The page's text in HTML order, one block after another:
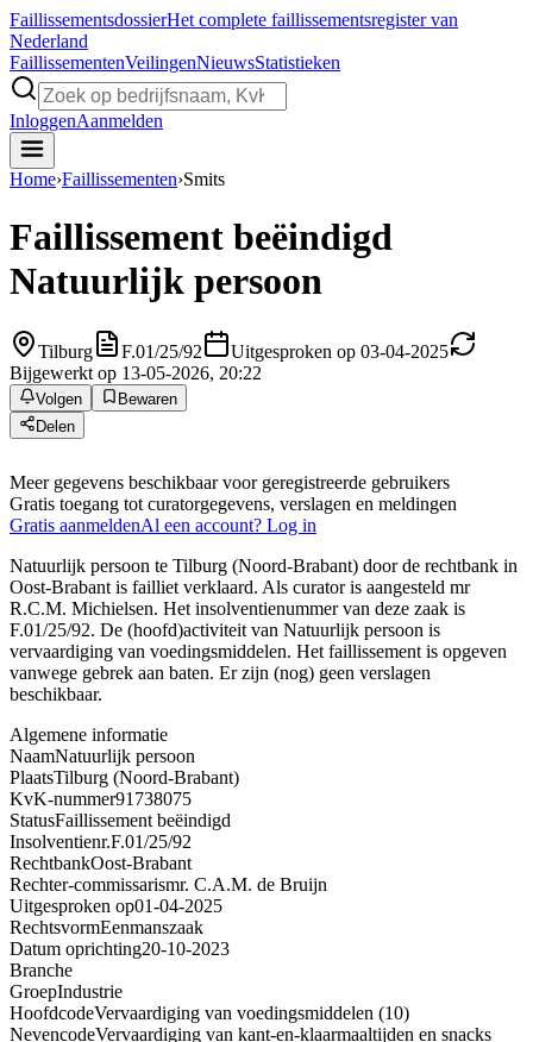
FaillissementsdossierHet complete faillissementsregister van
Nederland
FaillissementenVeilingenNieuwsStatistieken
InloggenAanmelden
Home›Faillissementen›Smits
Faillissement beëindigd
Natuurlijk persoon
Tilburg F.01/25/92
Uitgesproken op 03-04-2025
Bijgewerkt op 13-05-2026, 20:22
Volgen
Bewaren
Delen
Meer gegevens beschikbaar voor geregistreerde gebruikers
Gratis toegang tot curatorgegevens, verslagen en meldingen
Gratis aanmeldenAl een account? Log in
Natuurlijk persoon te Tilburg (Noord-Brabant) door de rechtbank in
Oost-Brabant is failliet verklaard. Als curator is aangesteld mr
R.C.M. Michielsen. Het insolventienummer van deze zaak is
F.01/25/92. De (hoofd)activiteit van Natuurlijk persoon is
vervaardiging van voedingsmiddelen. Het faillissement is opgeven
vanwege gebrek aan baten. Er zijn (nog) geen verslagen
beschikbaar.
Algemene informatie
NaamNatuurlijk persoon
PlaatsTilburg (Noord-Brabant)
KvK-nummer91738075
StatusFaillissement beëindigd
Insolventienr.F.01/25/92
RechtbankOost-Brabant
Rechter-commissarismr. C.A.M. de Bruijn
Uitgesproken op01-04-2025
RechtsvormEenmanszaak
Datum oprichting20-10-2023
Branche
GroepIndustrie
HoofdcodeVervaardiging van voedingsmiddelen (10)
NevencodeVervaardiging van kant-en-klaarmaaltijden en snacks